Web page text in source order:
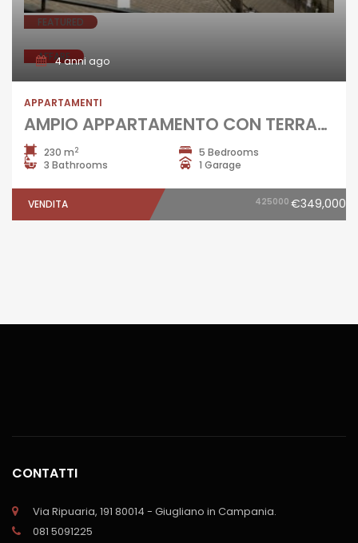
FEATURED
AFFARE4 anni ago
APPARTAMENTI
AMPIO APPARTAMENTO CON TERRAZZO Giugliano Centro-Piazza Annunziata R37858
230 m2
5 Bedrooms
3 Bathrooms
1 Garage
VENDITA 425000 €349,000
CONTATTI
Via Ripuaria, 191 80014 - Giugliano in Campania.
081 5091225